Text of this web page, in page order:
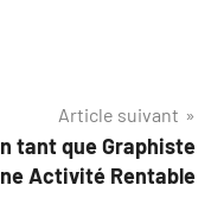
Article suivant
tant que Graphiste
Activité Rentable